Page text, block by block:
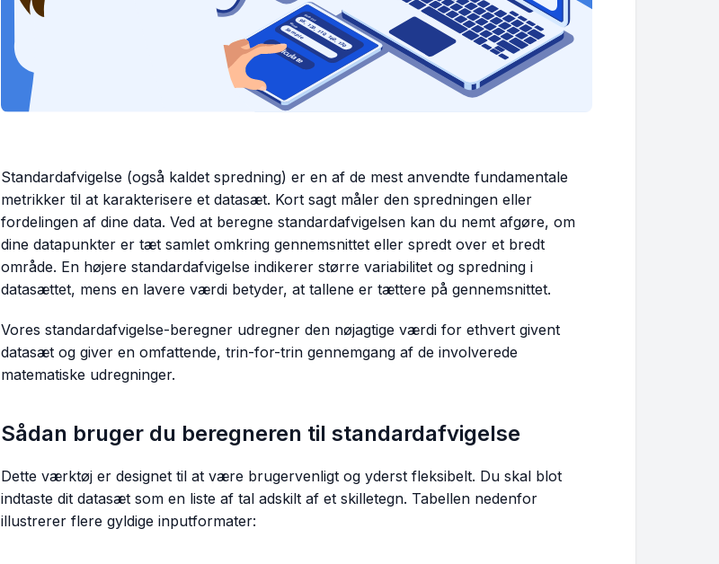
Standardafvigelse (også kaldet spredning) er en af de mest anvendte fundamentale
metrikker til at karakterisere et datasæt. Kort sagt måler den spredningen eller
fordelingen af dine data. Ved at beregne standardafvigelsen kan du nemt afgøre, om
dine datapunkter er tæt samlet omkring gennemsnittet eller spredt over et bredt
område. En højere standardafvigelse indikerer større variabilitet og spredning i
datasættet, mens en lavere værdi betyder, at tallene er tættere på gennemsnittet.
Vores standardafvigelse-beregner udregner den nøjagtige værdi for ethvert givent
datasæt og giver en omfattende, trin-for-trin gennemgang af de involverede
matematiske udregninger.
Sådan bruger du beregneren til standardafvigelse
Dette værktøj er designet til at være brugervenligt og yderst fleksibelt. Du skal blot
indtaste dit datasæt som en liste af tal adskilt af et skilletegn. Tabellen nedenfor
illustrerer flere gyldige inputformater: